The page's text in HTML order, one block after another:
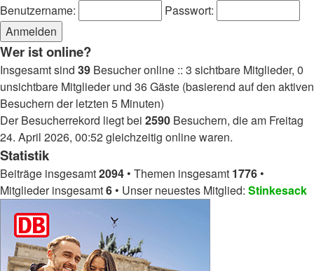
Benutzername:
Passwort:
Wer ist online?
Insgesamt sind 39 Besucher online :: 3 sichtbare Mitglieder, 0
unsichtbare Mitglieder und 36 Gäste (basierend auf den aktiven
Besuchern der letzten 5 Minuten)
Der Besucherrekord liegt bei 2590 Besuchern, die am Freitag
24. April 2026, 00:52 gleichzeitig online waren.
Statistik
Beiträge insgesamt2094 • Themen insgesamt 1776 •
Mitglieder insgesamt6 • Unser neuestes Mitglied: Stinkesack